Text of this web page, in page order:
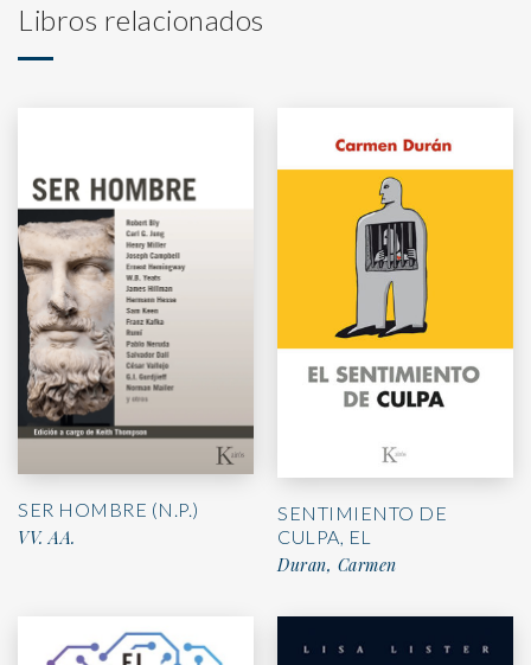
Libros relacionados
SER HOMBRE (N.P.)
VV. AA.
SENTIMIENTO DE
CULPA, EL
Duran, Carmen